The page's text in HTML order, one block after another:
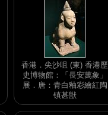
香港．尖沙咀 (東) 香港歷
史博物館：「長安萬象」
展．唐：青白釉彩繪紅陶
镇甚獣